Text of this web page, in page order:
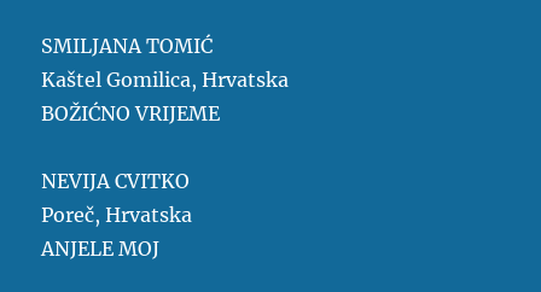
SMILJANA TOMIĆ
Kaštel Gomilica, Hrvatska
BOŽIĆNO VRIJEME
NEVIJA CVITKO
Poreč, Hrvatska
ANJELE MOJ